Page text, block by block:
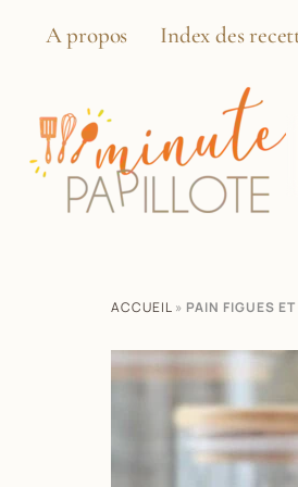
A propos Index des
ACCUEIL » PAIN FIGUES